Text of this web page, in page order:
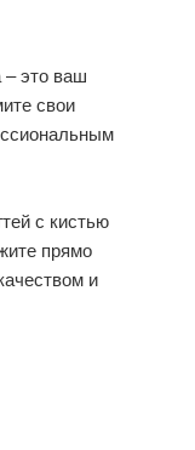
– это ваш
свои
с кистью
прямо
и